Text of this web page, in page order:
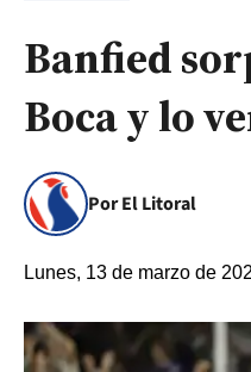
Banfied
Boca y lo
Por El Litoral
Lunes, 13 de marzo de